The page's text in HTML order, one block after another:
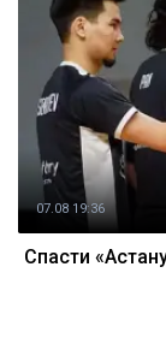
07.08 19:36
Спасти